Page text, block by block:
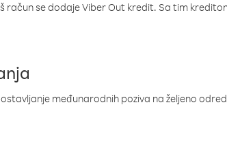
račun se dodaje Viber Out kredit. Sa tim
međunarodnih poziva na željeno